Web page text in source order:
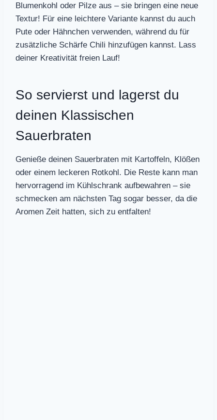
Blumenkohl oder Pilze aus – sie bringen eine neue
Textur! Für eine leichtere Variante kannst du auch
Pute oder Hähnchen verwenden, während du für
zusätzliche Schärfe Chili hinzufügen kannst. Lass
deiner Kreativität freien Lauf!
So servierst und lagerst du
deinen Klassischen
Sauerbraten
Genieße deinen Sauerbraten mit Kartoffeln, Klößen
oder einem leckeren Rotkohl. Die Reste kann man
hervorragend im Kühlschrank aufbewahren – sie
schmecken am nächsten Tag sogar besser, da die
Aromen Zeit hatten, sich zu entfalten!